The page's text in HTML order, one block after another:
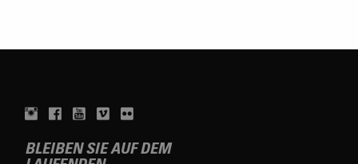
BLEIBEN SIE AUF DEM